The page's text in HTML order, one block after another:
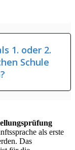
1. oder 2.
Schule
als erste
Das